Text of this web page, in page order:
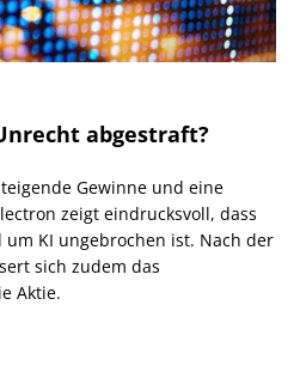
abgestraft?
Gewinne und eine
zeigt eindrucksvoll, dass
KI ungebrochen ist. Nach der
sich zudem das
Aktie.